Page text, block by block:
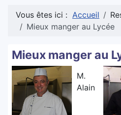
Vous êtes ici : Accueil
Mieux manger au Lycée
Mieux manger au
M.
Alain